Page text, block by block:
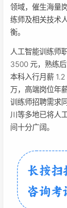
领域，催生海量
练师及相关技术
衡。
人工智能训练师
3500 元，熟练
本科入行月薪
万，高端岗位年
训练师招聘需求
川等多地已将人
间十分广阔。